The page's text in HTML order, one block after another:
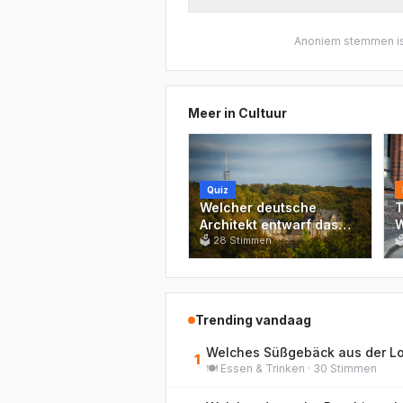
Anoniem stemmen
Meer in Cultuur
Quiz
Welcher deutsche
Architekt entwarf das
Einsteinturm-
Observatorium in
Potsdam, das 1921
fertiggestellt wurde?
🗳 28 Stimmen
Trending vandaag
1
🍽️ Essen & Trinken · 30 Stimmen